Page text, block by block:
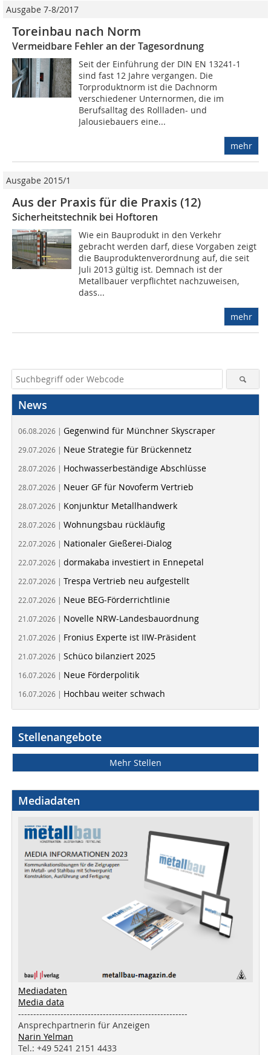
Ausgabe 7-8/2017
Toreinbau nach Norm
Vermeidbare Fehler an der Tagesordnung
Seit der Einführung der DIN EN 13241-1
sind fast 12 Jahre vergangen. Die
Torproduktnorm ist die Dachnorm
verschiedener Unternormen, die im
Berufsalltag des Rollladen- und
Jalousiebauers eine...
mehr
Ausgabe 2015/1
Aus der Praxis für die Praxis (12)
Sicherheitstechnik bei Hoftoren
Wie ein Bauprodukt in den Verkehr
gebracht werden darf, diese Vorgaben zeigt
die Bauproduktenverordnung auf, die seit
Juli 2013 gültig ist. Demnach ist der
Metallbauer verpflichtet nachzuweisen,
dass...
mehr
News
06.08.2026 | Gegenwind für Münchner Skyscraper
29.07.2026 | Neue Strategie für Brückennetz
28.07.2026 | Hochwasserbeständige Abschlüsse
28.07.2026 | Neuer GF für Novoferm Vertrieb
28.07.2026 | Konjunktur Metallhandwerk
28.07.2026 | Wohnungsbau rückläufig
22.07.2026 | Nationaler Gießerei-Dialog
22.07.2026 | dormakaba investiert in Ennepetal
22.07.2026 | Trespa Vertrieb neu aufgestellt
22.07.2026 | Neue BEG-Förderrichtlinie
21.07.2026 | Novelle NRW-Landesbauordnung
21.07.2026 | Fronius Experte ist IIW-Präsident
21.07.2026 | Schüco bilanziert 2025
16.07.2026 | Neue Förderpolitik
16.07.2026 | Hochbau weiter schwach
Stellenangebote
Mehr Stellen
Mediadaten
Mediadaten
Media data
--------------------------------------------------------
Ansprechpartnerin für Anzeigen
Narin Yelman
Tel.: +49 5241 2151 4433